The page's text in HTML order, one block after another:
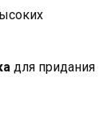
для придания